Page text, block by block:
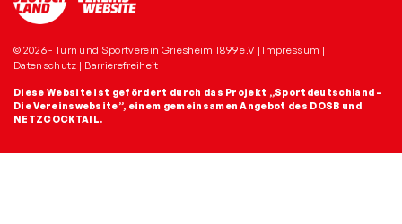
© 2026 - Turn und Sportverein Griesheim 1899 e.V | Impressum |
Datenschutz | Barrierefreiheit
Diese Website ist gefördert durch das Projekt „Sportdeutschland –
Die Vereinswebsite”, einem gemeinsamen Angebot des DOSB und
NETZCOCKTAIL.